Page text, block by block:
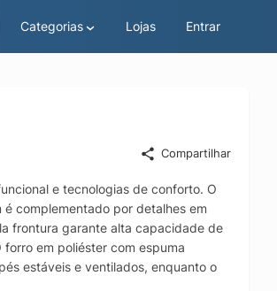
Categorias Lojas Entrar
Compartilhar
e tecnologias de conforto. O
complementado por detalhes em
frontura garante alta capacidade de
em poliéster com espuma
estáveis e ventilados, enquanto o